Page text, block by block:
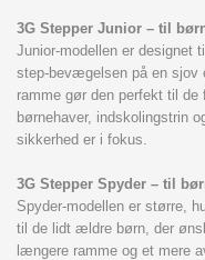
3G Stepper Junior – til
Junior-modellen er designet
step-bevægelsen på en sjov
ramme gør den perfekt til de
børnehaver, indskolingstrin
sikkerhed er i fokus.
3G Stepper Spyder – til
Spyder-modellen er større,
til de lidt ældre børn, der
længere ramme og et mere